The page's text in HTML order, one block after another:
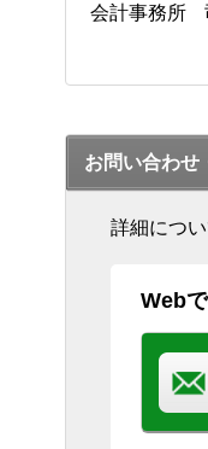
会計事務所
お問い合わせ
詳細につ
Web